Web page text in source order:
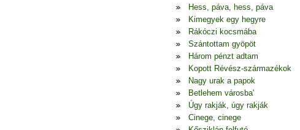
Hess, páva, hess, páva
Kimegyek egy hegyre
Rákóczi kocsmába
Szántottam gyöpöt
Három pénzt adtam
Kopott Révész-származékok
Nagy urak a papok
Betlehem városba'
Úgy rakják, úgy rakják
Cinege, cinege